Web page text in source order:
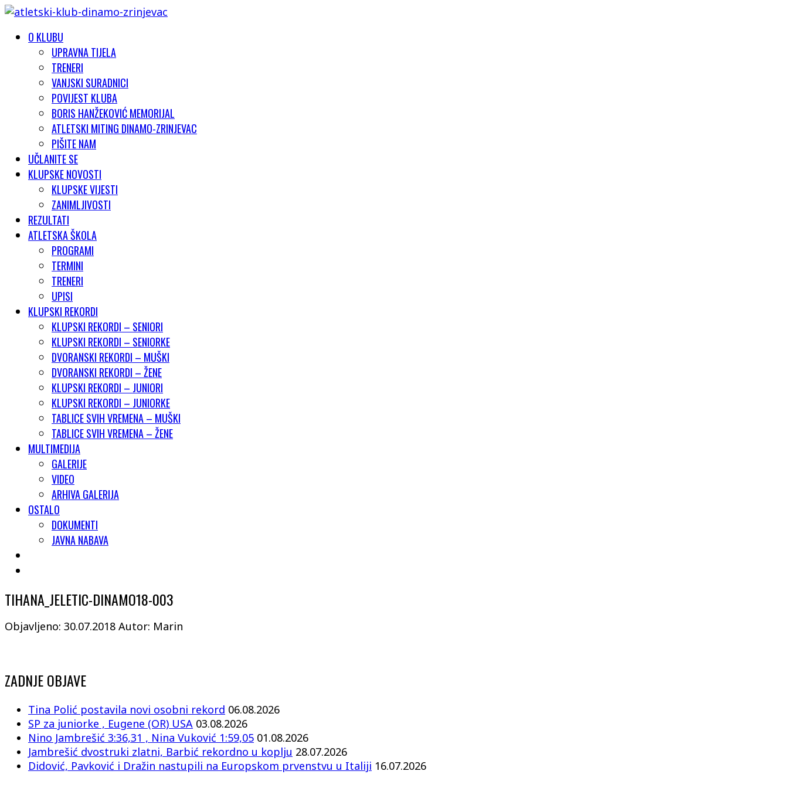
O KLUBU
UPRAVNA TIJELA
TRENERI
VANJSKI SURADNICI
POVIJEST KLUBA
BORIS HANŽEKOVIĆ MEMORIJAL
ATLETSKI MITING DINAMO-ZRINJEVAC
PIŠITE NAM
UČLANITE SE
KLUPSKE NOVOSTI
KLUPSKE VIJESTI
ZANIMLJIVOSTI
REZULTATI
ATLETSKA ŠKOLA
PROGRAMI
TERMINI
TRENERI
UPISI
KLUPSKI REKORDI
KLUPSKI REKORDI – SENIORI
KLUPSKI REKORDI – SENIORKE
DVORANSKI REKORDI – MUŠKI
DVORANSKI REKORDI – ŽENE
KLUPSKI REKORDI – JUNIORI
KLUPSKI REKORDI – JUNIORKE
TABLICE SVIH VREMENA – MUŠKI
TABLICE SVIH VREMENA – ŽENE
MULTIMEDIJA
GALERIJE
VIDEO
ARHIVA GALERIJA
OSTALO
DOKUMENTI
JAVNA NABAVA
TIHANA_JELETIC-DINAMO18-003
Objavljeno: 30.07.2018 Autor: Marin
ZADNJE OBJAVE
Tina Polić postavila novi osobni rekord 06.08.2026
SP za juniorke , Eugene (OR) USA 03.08.2026
Nino Jambrešić 3:36,31 , Nina Vuković 1:59,05 01.08.2026
Jambrešić dvostruki zlatni, Barbić rekordno u koplju 28.07.2026
Didović, Pavković i Dražin nastupili na Europskom prvenstvu u Italiji 16.07.2026